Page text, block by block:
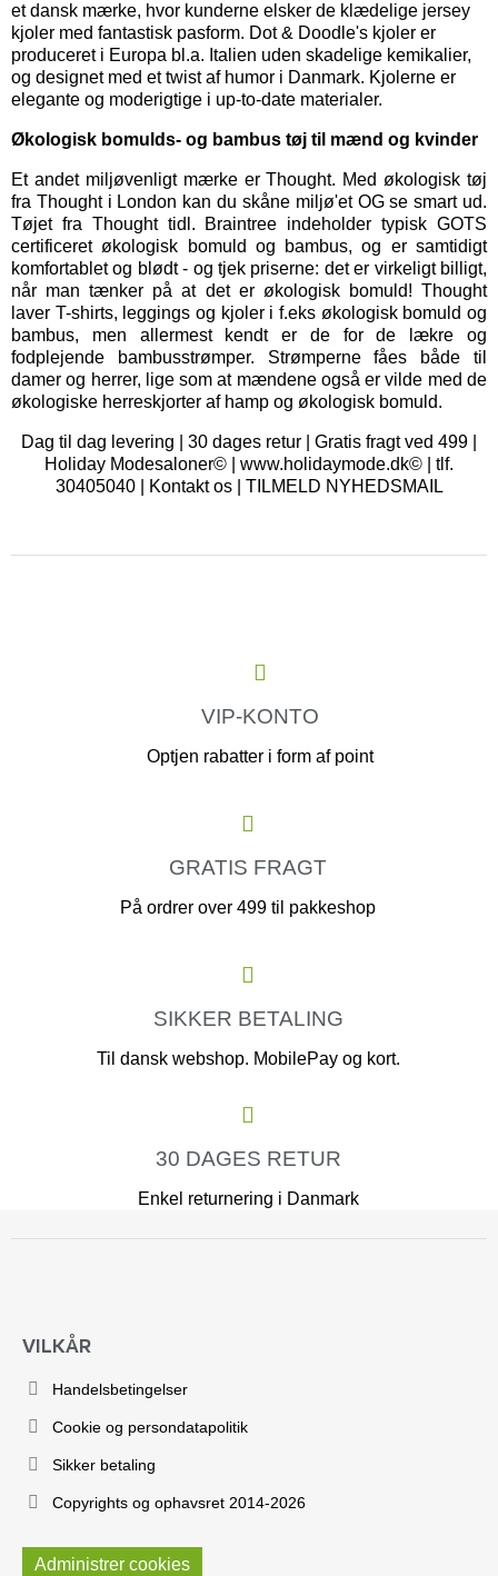
et dansk mærke, hvor kunderne elsker de klædelige jersey
kjoler med fantastisk pasform. Dot & Doodle's kjoler er
produceret i Europa bl.a. Italien uden skadelige kemikalier,
og designet med et twist af humor i Danmark. Kjolerne er
elegante og moderigtige i up-to-date materialer.
Økologisk bomulds- og bambus tøj til mænd og kvinder
Et andet miljøvenligt mærke erThought. Med økologisk tøj
fra Thought i London kan du skåne miljø'et OG se smart ud.
Tøjet fra Thought tidl. Braintree indeholder typisk GOTS
certificeret økologisk bomuld og bambus, og er samtidigt
komfortablet og blødt - og tjek priserne: det er virkeligt billigt,
når man tænker på at det er økologisk bomuld! Thought
laver T-shirts, leggings og kjoler i f.eks økologisk bomuld og
bambus, men allermest kendt er de for de lækre og
fodplejende bambusstrømper. Strømperne fåes både til
damer og herrer, lige som at mændene også er vilde med de
økologiske herreskjorter af hamp og økologisk bomuld.
Dag til dag levering | 30 dages retur | Gratis fragt ved 499 |
Holiday Modesaloner© | www.holidaymode.dk© | tlf.
30405040 |
Kontakt os| TILMELD NYHEDSMAIL
VIP-KONTO
Optjen rabatter i form af point
GRATIS FRAGT
På ordrer over 499 til pakkeshop
SIKKER BETALING
Til dansk webshop. MobilePay og kort.
30 DAGES RETUR
Enkel returnering i Danmark
VILKÅR
Handelsbetingelser
Cookie og persondatapolitik
Sikker betaling
Copyrights og ophavsret 2014-2026
Administrer cookies